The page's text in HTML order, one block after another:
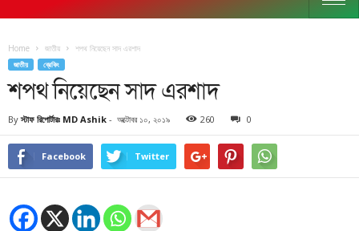
Home জাতীয় শপথ নিয়েছেন সাদ এরশাদ
জাতীয় ব্রেকিং
শপথ নিয়েছেন সাদ এরশাদ
By স্টাফ রিপোর্টারঃ MD Ashik - অক্টোবর ১০, ২০১৯ 260 0
Facebook Twitter